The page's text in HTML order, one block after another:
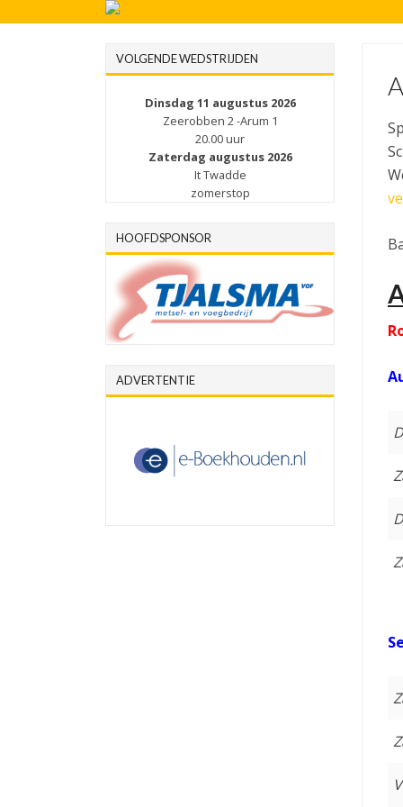
VOLGENDE WEDSTRIJDEN
Dinsdag 11 augustus 2026
Zeerobben 2 -Arum 1
20.00 uur
Zaterdag augustus 2026
It Twadde
zomerstop
HOOFDSPONSOR
ADVERTENTIE